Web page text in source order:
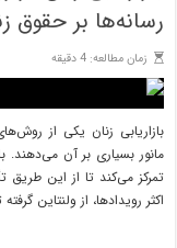
رسانه‌ها بر حقوق
زمان مطالعه: 4 دقیقه
بازاریابی زنان یکی از
مانور بسیاری بر آن می‌دهند.
تمرکز می‌کند تا از این طریق
اکثر رویدادها، از ولنتاین